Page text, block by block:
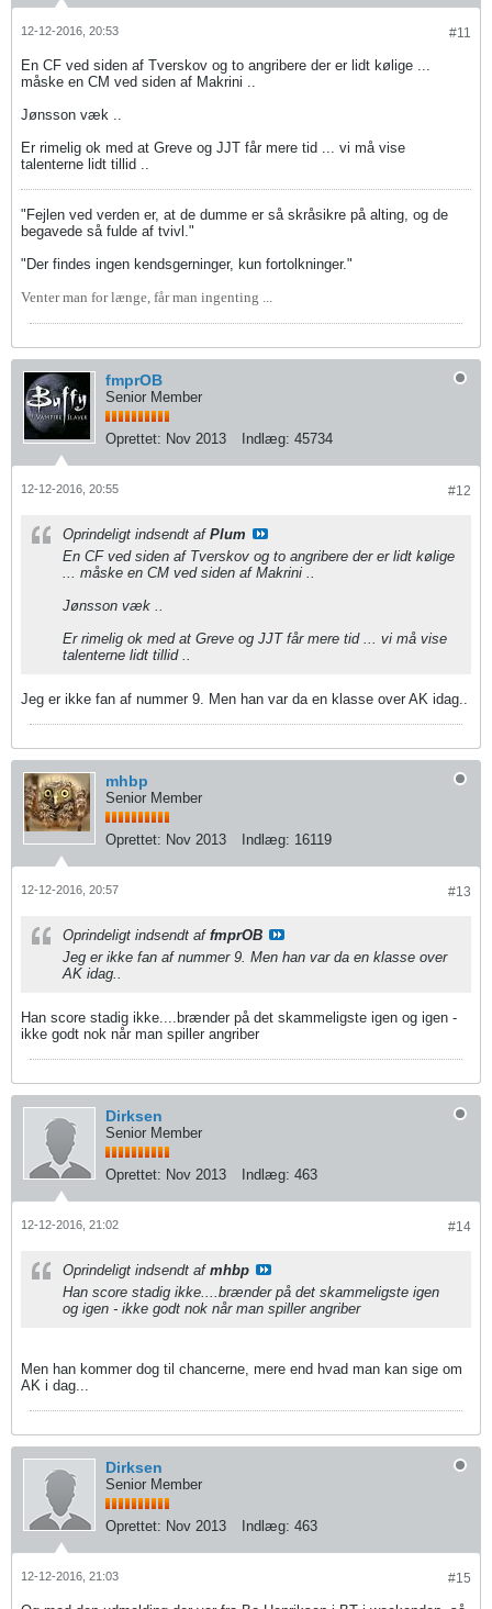
#11
12-12-2016, 20:53
En CF ved siden af Tverskov og to angribere der er lidt kølige ...
måske en CM ved siden af Makrini ..
Jønsson væk ..
Er rimelig ok med at Greve og JJT får mere tid ... vi må vise
talenterne lidt tillid ..
"Fejlen ved verden er, at de dumme er så skråsikre på alting, og de
begavede så fulde af tvivl."
"Der findes ingen kendsgerninger, kun fortolkninger."
Venter man for længe, får man ingenting ...
fmprOB
Senior Member
Oprettet: Nov 2013 Indlæg: 45734
#12
12-12-2016, 20:55
Oprindeligt indsendt af Plum
En CF ved siden af Tverskov og to angribere der er lidt kølige
... måske en CM ved siden af Makrini ..
Jønsson væk ..
Er rimelig ok med at Greve og JJT får mere tid ... vi må vise
talenterne lidt tillid ..
Jeg er ikke fan af nummer 9. Men han var da en klasse over AK idag..
mhbp
Senior Member
Oprettet: Nov 2013 Indlæg: 16119
#13
12-12-2016, 20:57
Oprindeligt indsendt af fmprOB
Jeg er ikke fan af nummer 9. Men han var da en klasse over
AK idag..
Han score stadig ikke....brænder på det skammeligste igen og igen -
ikke godt nok når man spiller angriber
Dirksen
Senior Member
Oprettet: Nov 2013 Indlæg: 463
#14
12-12-2016, 21:02
Oprindeligt indsendt af mhbp
Han score stadig ikke....brænder på det skammeligste igen
og igen - ikke godt nok når man spiller angriber
Men han kommer dog til chancerne, mere end hvad man kan sige om
AK i dag...
Dirksen
Senior Member
Oprettet: Nov 2013 Indlæg: 463
#15
12-12-2016, 21:03